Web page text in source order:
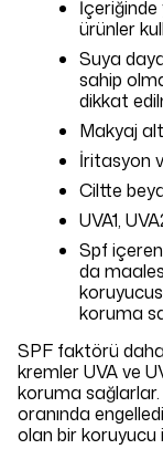
ürünler
Suya
sahip
dikkat
Makyaj
İritasyon
Ciltte
UVA1,
Spf içeren
da
koruma
SPF faktörü
kremler UVA ve
koruma sağlarlar.
oranında
olan bir koruyucu